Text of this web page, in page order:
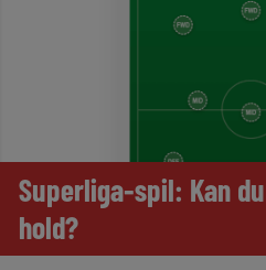
Superliga-spil: Kan
hold?